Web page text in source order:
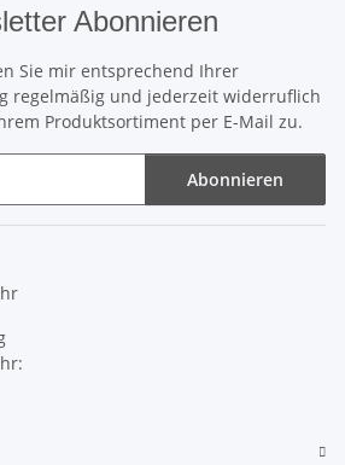
Abonnieren
Sie mir entsprechend Ihrer
regelmäßig und jederzeit widerruflich
Produktsortiment per E-Mail zu.
Abonnieren